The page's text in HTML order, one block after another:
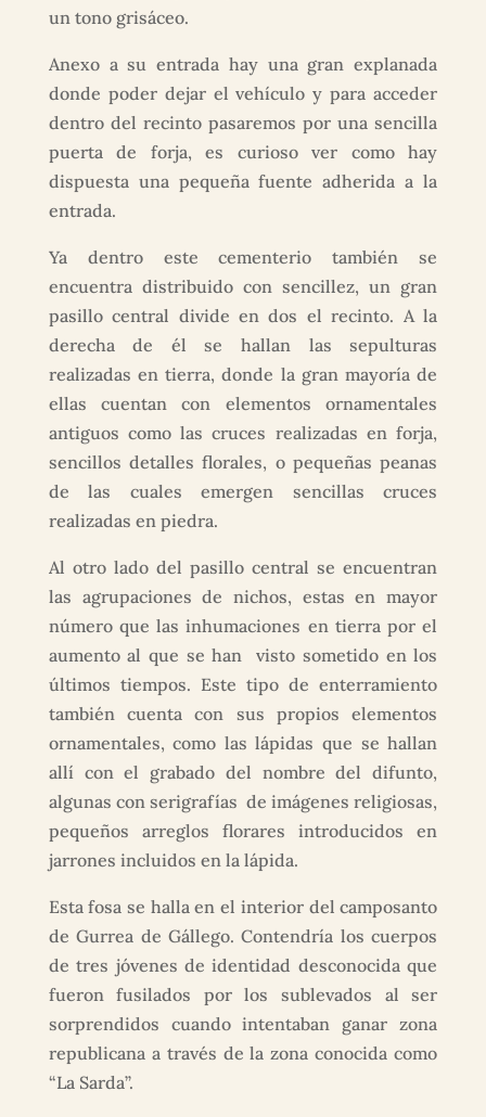
un tono grisáceo.
Anexo a su entrada hay una gran explanada
donde poder dejar el vehículo y para acceder
dentro del recinto pasaremos por una sencilla
puerta de forja, es curioso ver como hay
dispuesta una pequeña fuente adherida a la
entrada.
Ya dentro este cementerio también se
encuentra distribuido con sencillez, un gran
pasillo central divide en dos el recinto. A la
derecha de él se hallan las sepulturas
realizadas en tierra, donde la gran mayoría de
ellas cuentan con elementos ornamentales
antiguos como las cruces realizadas en forja,
sencillos detalles florales, o pequeñas peanas
de las cuales emergen sencillas cruces
realizadas en piedra.
Al otro lado del pasillo central se encuentran
las agrupaciones de nichos, estas en mayor
número que las inhumaciones en tierra por el
aumento al que se han visto sometido en los
últimos tiempos. Este tipo de enterramiento
también cuenta con sus propios elementos
ornamentales, como las lápidas que se hallan
allí con el grabado del nombre del difunto,
algunas con serigrafías de imágenes religiosas,
pequeños arreglos florares introducidos en
jarrones incluidos en la lápida.
Esta fosa se halla en el interior del camposanto
de Gurrea de Gállego. Contendría los cuerpos
de tres jóvenes de identidad desconocida que
fueron fusilados por los sublevados al ser
sorprendidos cuando intentaban ganar zona
republicana a través de la zona conocida como
“La Sarda”.